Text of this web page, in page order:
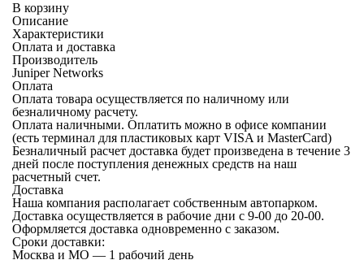
В корзину
Описание
Характеристики
Оплата и доставка
Производитель
Juniper Networks
Оплата
Оплата товара осуществляется по наличному или
безналичному расчету.
Оплата наличными. Оплатить можно в офисе компании
(есть терминал для пластиковых карт VISA и MasterCard)
Безналичный расчет доставка будет произведена в течение 3
дней после поступления денежных средств на наш
расчетный счет.
Доставка
Наша компания располагает собственным автопарком.
Доставка осуществляется в рабочие дни с 9-00 до 20-00.
Оформляется доставка одновременно с заказом.
Сроки доставки:
Москва и МО — 1 рабочий день